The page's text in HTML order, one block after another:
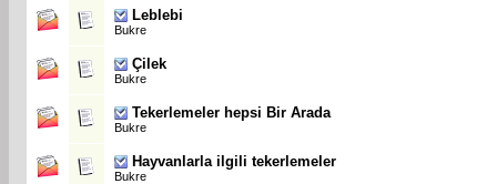
Leblebi
Bukre
Çilek
Bukre
Tekerlemeler hepsi Bir Arada
Bukre
Hayvanlarla ilgili tekerlemeler
Bukre